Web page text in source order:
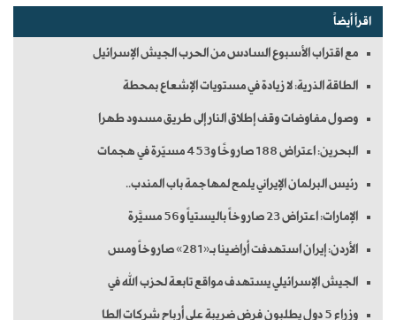
اقرأ أيضاً
مع اقتراب الأسبوع السادس من الحرب الجيش الإسرائيل
الطاقة الذرية: لا زيادة في مستويات الإشعاع بمحطة
وصول مفاوضات وقف إطلاق النار إلى طريق مسدود طهرا
البحرين: اعتراض 188 صاروخًا و453 مسيّرة في هجمات
رئيس البرلمان الإيراني يلمح لمهاجمة باب المندب..
الإمارات: اعتراض 23 صاروخاً باليستياً و56 مسيَّرة
الأردن: إيران استهدفت أراضينا بـ«281» صاروخاً ومس
الجيش الإسرائيلي يستهدف مواقع تابعة لحزب الله في
وزراء 5 دول يطلبون فرض ضريبة على أرباح شركات الطا